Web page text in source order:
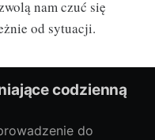
nam czuć się
od sytuacji.
codzienną
do